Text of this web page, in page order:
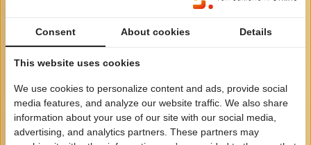
Maandag
Gesloten
Donderdag
00:00 - 00:00
Vrijdag
00:00 - 00:00
Zaterdag
00:00 - 00:00
Consent About cookies Details
This website uses cookies
We use cookies to personalize content and ads, provide social
media features, and analyze our website traffic. We also share
information about your use of our site with our social media,
advertising, and analytics partners. These partners may